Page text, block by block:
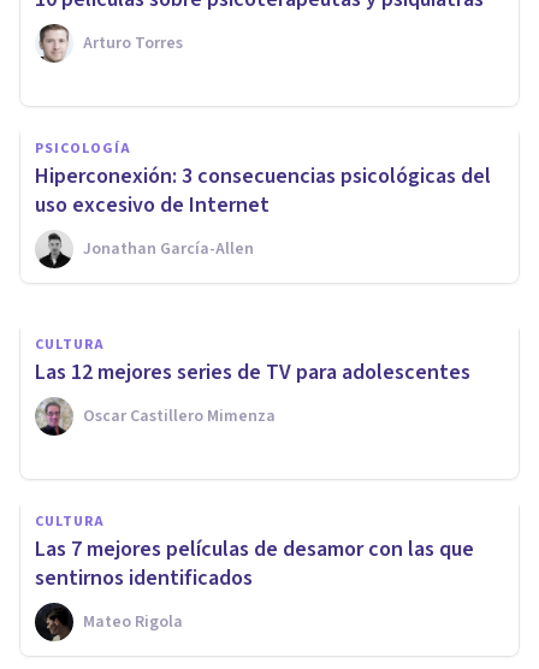
Arturo Torres
PSICOLOGÍA
Hiperconexión: 3 consecuencias psicológicas del
uso excesivo de Internet
Jonathan García-Allen
​Las relaciones en el ocio
nocturno: análisis cultural
desde una perspectiva de
género
Pablo Álvarez Carneros
CULTURA
Las 12 mejores series de TV para adolescentes
Oscar Castillero Mimenza
CULTURA
Las 7 mejores películas de desamor con las que
sentirnos identificados
Mateo Rigola